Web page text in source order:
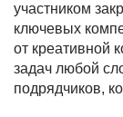
участником
ключевых
от креативной
задач любой
подрядчиков,